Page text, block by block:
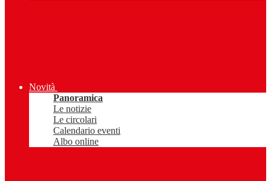
Novità
Panoramica
Le notizie
Le circolari
Calendario eventi
Albo online